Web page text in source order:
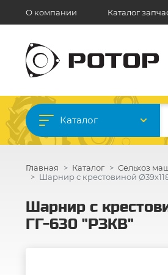
О компании Каталог
Каталог
Главная Каталог Сельхоз
Шарнир с крестовиной
Шарнир с
ГГ-630 "РЗКВ"